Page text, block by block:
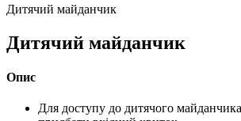
Дитячий майданчик
Дитячий майданчик
Опис
Для доступу до дитячого